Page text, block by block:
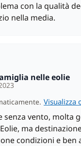
con la qualità
nella media.
nelle eolie
Visualizza
senza vento, molta
ma
condizioni e ben